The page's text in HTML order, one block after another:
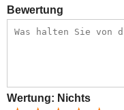
Bewertung
Wertung: Nichts